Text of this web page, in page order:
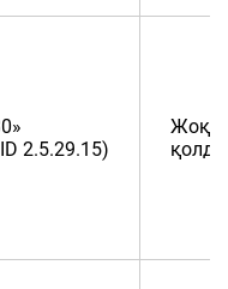
2.5.29.15)
Жоқ